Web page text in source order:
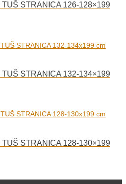
STRANICA 126-128×199
TUŠ STRANICA 132-134×199
TUŠ STRANICA 128-130×199